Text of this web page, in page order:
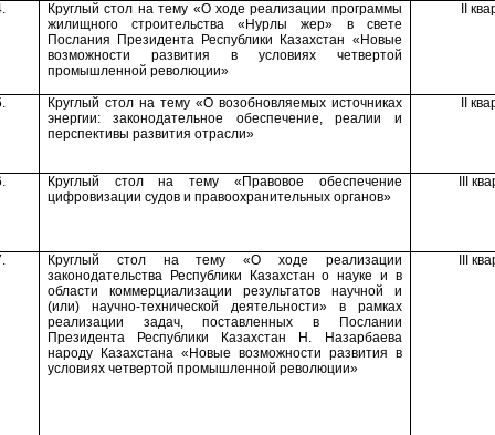
Круглый стол на тему «О ходе реализации программы
жилищного строительства «Нурлы жер»
в свете
Послания Президента Республики Казахстан «Новые
возможности развития в условиях четвертой
промышленной революции»
Круглый стол на тему «О возобновляемых источниках
энергии: законодательное обеспечение,реалии и
перспективы развития отрасли»
Круглый стол на тему
«Правовое обеспечение
цифровизации судов и правоохранительных органов»
III
Круглый стол на тему «О ходе реализации
законодательства Республики Казахстан о науке и в
области коммерциализации результатов научной и
(или) научно-технической деятельности»
в рамках
реализации задач, поставленных в Послании
Президента Республики Казахстан Н. Назарбаева
народу Казахстана «Новые возможности развития в
условиях четвертой промышленной революции»
III